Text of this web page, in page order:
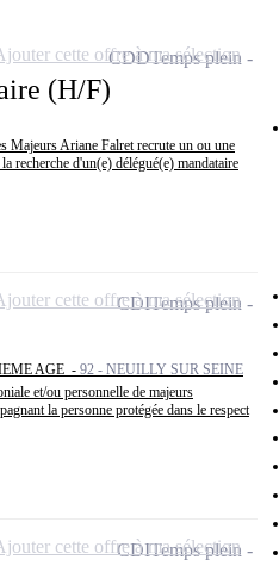
(H/F)
Majeurs Ariane Falret recrute un ou une
recherche d'un(e) délégué(e) mandataire
CDDTemps plein
cette offre à ma sélection
AGE - 92 - NEUILLY SUR SEINE
et/ou personnelle de majeurs
la personne protégée dans le respect
CDITemps plein
cette offre à ma sélection
CDITemps plein
cette offre à ma sélection